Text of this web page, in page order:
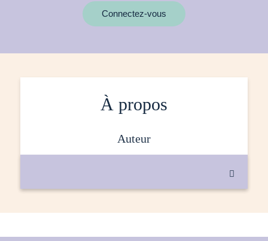
Connectez-vous
À propos
auteur
